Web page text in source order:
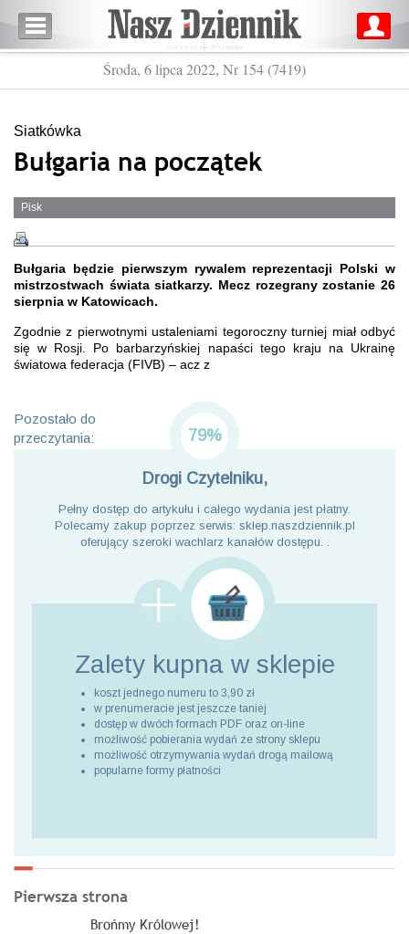
Środa, 6 lipca 2022, Nr 154 (7419)
Siatkówka
Bułgaria na początek
Pisk
Bułgaria będzie pierwszym rywalem reprezentacji Polski w
mistrzostwach świata siatkarzy. Mecz rozegrany zostanie 26
sierpnia w Katowicach.
Zgodnie z pierwotnymi ustaleniami tegoroczny turniej miał odbyć
się w Rosji. Po barbarzyńskiej napaści tego kraju na Ukrainę
światowa federacja (FIVB) – acz z
Pozostało do
przeczytania:
79%
Drogi Czytelniku,
Pełny dostęp do artykułu i całego wydania jest płatny.
Polecamy zakup poprzez serwis: sklep.naszdziennik.pl
oferujący szeroki wachlarz kanałów dostępu. .
Zalety kupna w sklepie
koszt jednego numeru to 3,90 zł
w prenumeracie jest jeszcze taniej
dostęp w dwóch formach PDF oraz on-line
możliwość pobierania wydań ze strony sklepu
możliwość otrzymywania wydań drogą mailową
popularne formy płatności
Pierwsza strona
Brońmy Królowej!